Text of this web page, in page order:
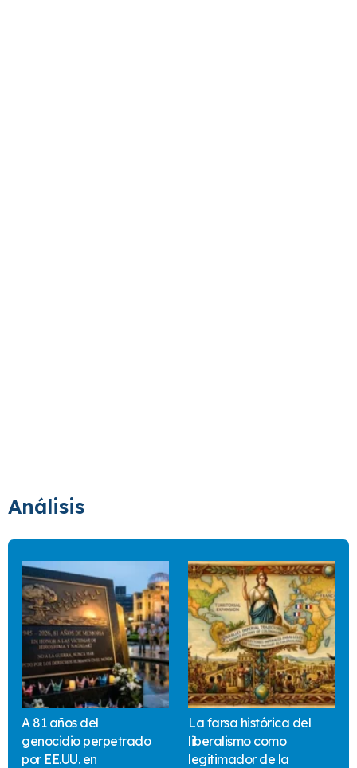
Análisis
A 81 años del
genocidio perpetrado
por EE.UU. en
La farsa histórica del
liberalismo como
legitimador de la